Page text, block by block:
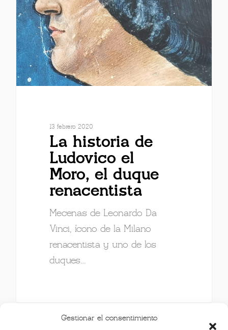
Gestionar el consentimiento
13 febrero 2020
La historia de
Ludovico el
Moro, el duque
renacentista
Mecenas de Leonardo Da
Vinci, ícono de la Milano
renacentista y uno de los
duques…